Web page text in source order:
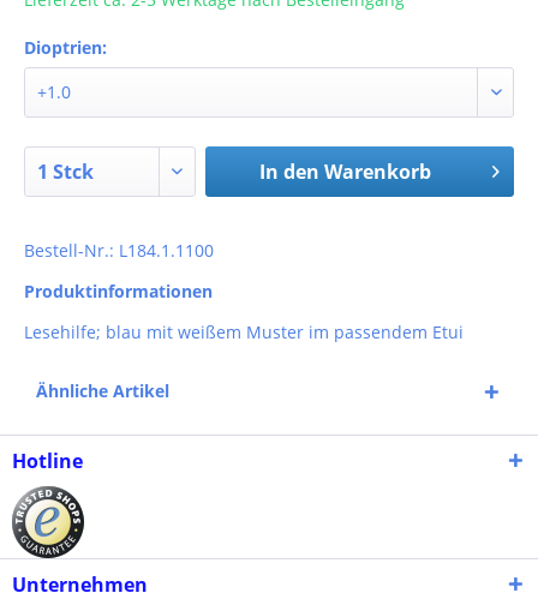
Dioptrien:
In den Warenkorb
Bestell-Nr.: L184.1.1100
Produktinformationen
Lesehilfe; blau mit weißem Muster im passendem Etui
Ähnliche Artikel
Hotline
Unternehmen